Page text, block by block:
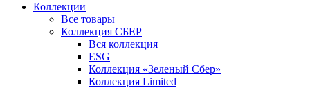
Коллекции
Все товары
Коллекция СБЕР
Вся коллекция
ESG
Коллекция «Зеленый Сбер»
Коллекция Limited